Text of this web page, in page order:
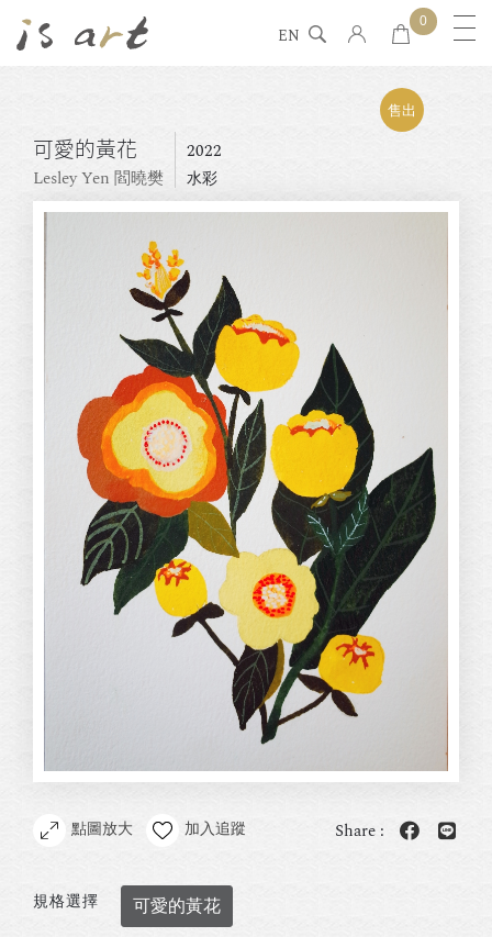
EN
0
可愛的⿈花
Lesley Yen 閻曉樊
2022
水彩
售出
點圖放大 加入追蹤 Share :
規格選擇 可愛的黃花